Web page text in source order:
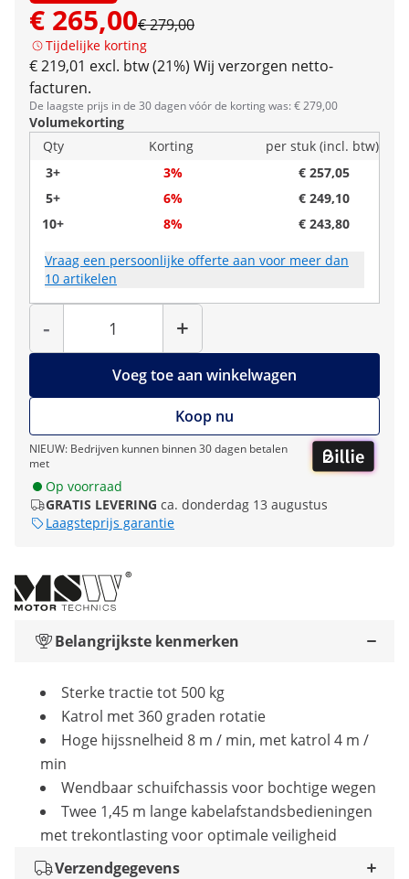
€ 265,00€ 279,00
Tijdelijke korting
€ 219,01 excl. btw (21%) Wij verzorgen netto-
facturen.
De laagste prijs in de 30 dagen vóór de korting was: € 279,00
Volumekorting
Qty
Korting
per stuk (incl. btw)
3+
3%
€ 257,05
5+
6%
€ 249,10
10+
8% € 243,80
Vraag een persoonlijke offerte aan voor meer dan
10 artikelen
-
Hoeveelheid
+
Voeg toe aan winkelwagen
Koop nu
NIEUW: Bedrijven kunnen binnen 30 dagen betalen
met
Op voorraad
GRATIS LEVERING ca. donderdag 13 augustus
Laagsteprijs garantie
Belangrijkste kenmerken
Sterke tractie tot 500 kg
Katrol met 360 graden rotatie
Hoge hijssnelheid 8 m / min, met katrol 4 m /
min
Wendbaar schuifchassis voor bochtige wegen
Twee 1,45 m lange kabelafstandsbedieningen
met trekontlasting voor optimale veiligheid
Verzendgegevens